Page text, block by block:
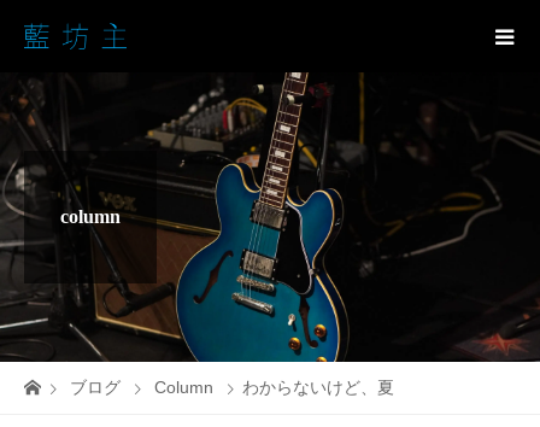
column
ブログ Column わからないけど、夏